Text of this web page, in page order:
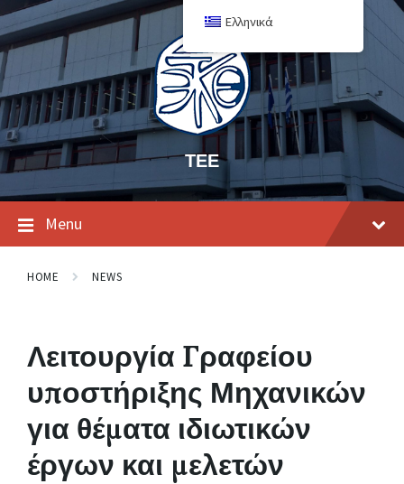
ΤΕΕ
Menu
HOME NEWS
Λειτουργία Γραφείου
υποστήριξης Μηχανικών
για θέματα ιδιωτικών
έργων και μελετών
Ελληνικά